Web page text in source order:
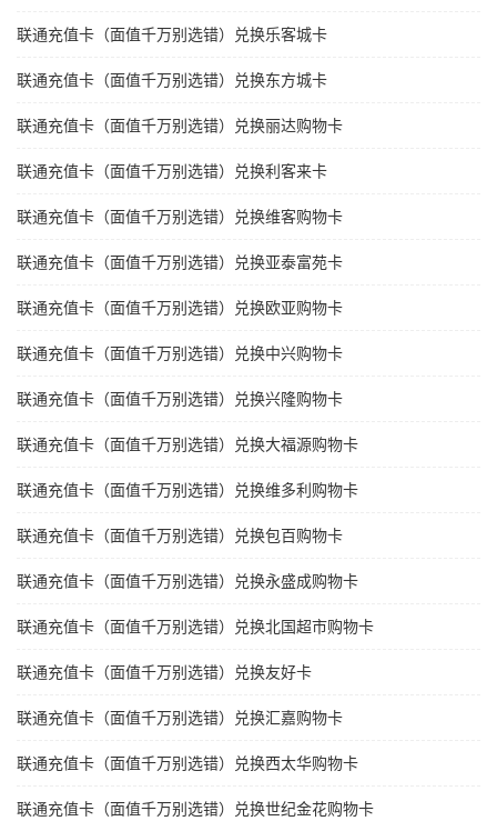
联通充值卡（面值千万别选错）兑换乐客城卡
联通充值卡（面值千万别选错）兑换东方城卡
联通充值卡（面值千万别选错）兑换丽达购物卡
联通充值卡（面值千万别选错）兑换利客来卡
联通充值卡（面值千万别选错）兑换维客购物卡
联通充值卡（面值千万别选错）兑换亚泰富苑卡
联通充值卡（面值千万别选错）兑换欧亚购物卡
联通充值卡（面值千万别选错）兑换中兴购物卡
联通充值卡（面值千万别选错）兑换兴隆购物卡
联通充值卡（面值千万别选错）兑换大福源购物卡
联通充值卡（面值千万别选错）兑换维多利购物卡
联通充值卡（面值千万别选错）兑换包百购物卡
联通充值卡（面值千万别选错）兑换永盛成购物卡
联通充值卡（面值千万别选错）兑换北国超市购物卡
联通充值卡（面值千万别选错）兑换友好卡
联通充值卡（面值千万别选错）兑换汇嘉购物卡
联通充值卡（面值千万别选错）兑换西太华购物卡
联通充值卡（面值千万别选错）兑换世纪金花购物卡